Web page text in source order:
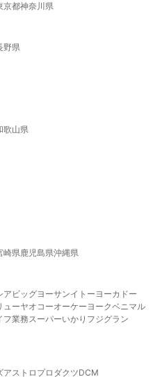
京都神奈川県
野県
歌山県
崎県鹿児島県沖縄県
ア ビッグヨーサンイトーヨーカドー
ューヤオコーオーケー ヨークベニマル
フ業務スーパーいかり フジグラン
アストロプロダクツDCM